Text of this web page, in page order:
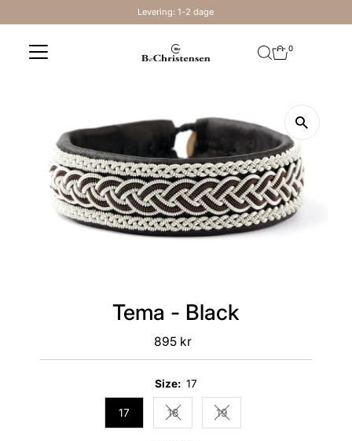
Levering: 1-2 dage
0
Tema - Black
Regular
Price
895 kr
Size: 17
17 18Variant sold out or unavailable
19Variant sold out or